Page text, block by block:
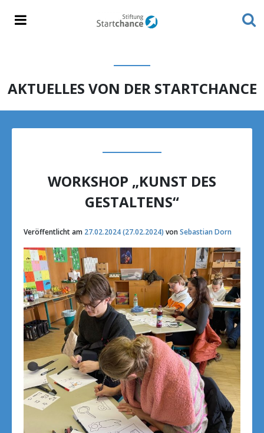
AKTUELLES VON DER STARTCHANCE
WORKSHOP „KUNST DES
GESTALTENS“
Veröffentlicht am 27.02.2024(27.02.2024) vonSebastian Dorn